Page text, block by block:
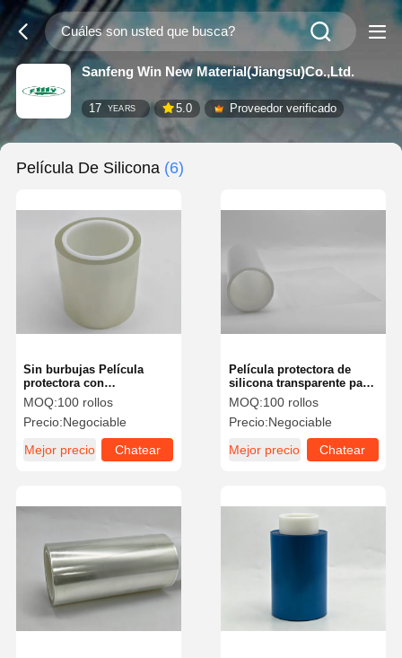
Sanfeng Win New Material(Jiangsu)Co.,Ltd.
17 YEARS 5.0 Proveedor verificado
Película De Silicona (6)
Sin burbujas Película
protectora con
recubrimiento de silicona
transparente para placa de
metal de PCB Protección
de la superficie
electrónica
MOQ:100 rollos
Precio:Negociable
Mejor precio
Chatear
Película protectora de
silicona transparente para
altas temperaturas para
protección de materiales
electrónicos y placas
MOQ:100 rollos
Precio:Negociable
Mejor precio
Chatear